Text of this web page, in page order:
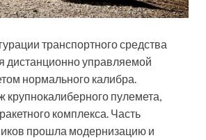
транспортного средства
дистанционно управляемой
нормального калибра.
пулемета,
комплекса. Часть
прошла модернизацию и